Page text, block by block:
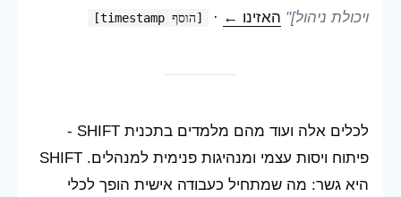
ויכולת ניהול]" האזינו ← · [הוסף timestamp]
לכלים אלה ועוד מהם מלמדים בתכנית SHIFT -
פיתוח ויסות עצמי ומנהיגות פנימית למנהלים. SHIFT
היא גשר: מה שמתחיל כעבודה אישית הופך לכלי